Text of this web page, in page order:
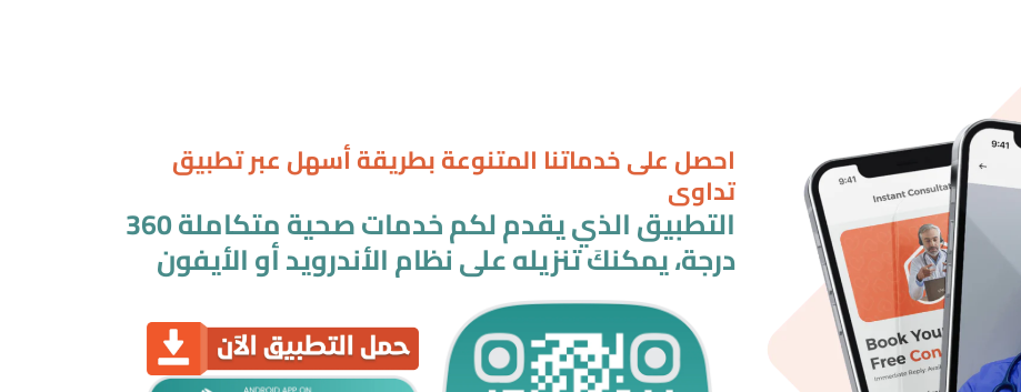
احصل على خدماتنا المتنوعة بطريقة أسهل عبر تطبيق
تداوي
التطبيق الذي يقدم لكم خدمات صحية متكاملة 360
درجة، يمكنكَ تنزيله على نظام الأندرويد أو الأيفون